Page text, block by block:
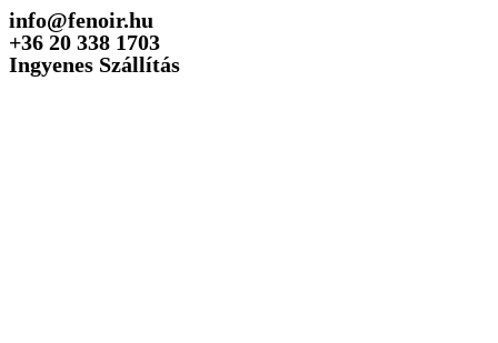
Skip
to
content
info@fenoir.hu
+36 20 338 1703
Ingyenes Szállítás